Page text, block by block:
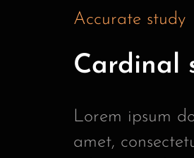
Accurate study
Cardinal
Lorem ipsum
amet,